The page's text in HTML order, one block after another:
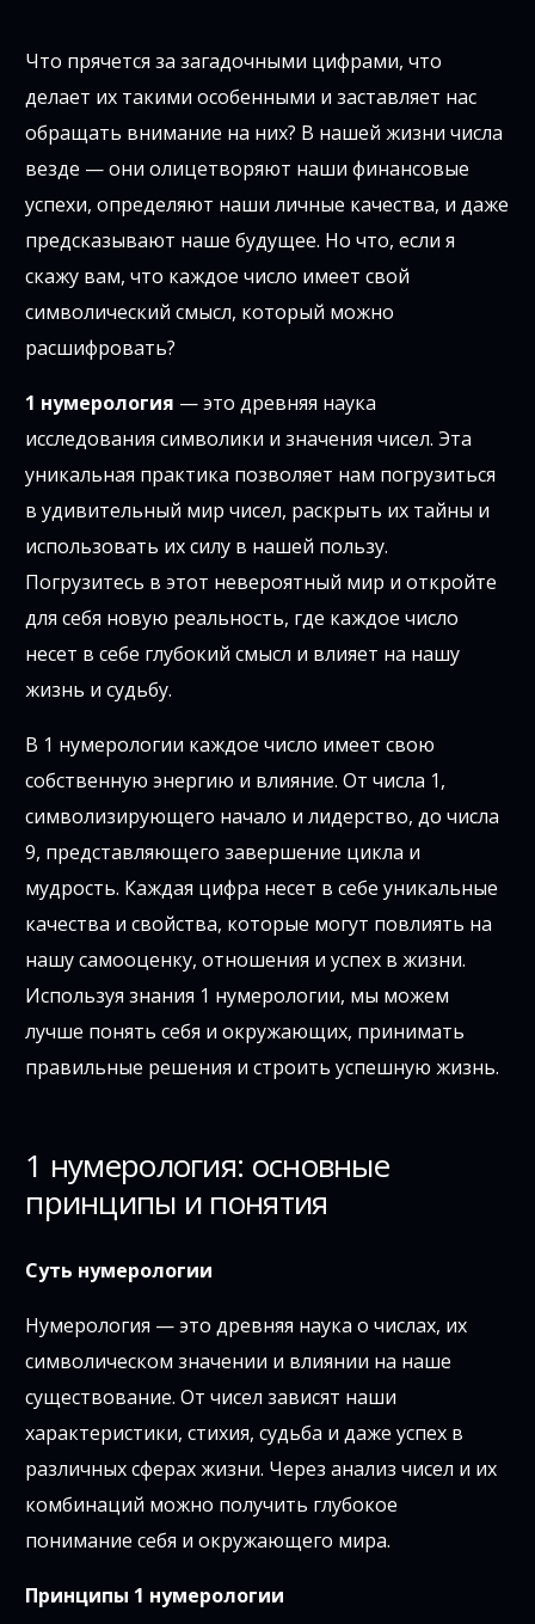
Что прячется за загадочными цифрами, что
делает их такими особенными и заставляет нас
обращать внимание на них? В нашей жизни числа
везде — они олицетворяют наши финансовые
успехи, определяют наши личные качества, и даже
предсказывают наше будущее. Но что, если я
скажу вам, что каждое число имеет свой
символический смысл, который можно
расшифровать?
1 нумерология — это древняя наука
исследования символики и значения чисел. Эта
уникальная практика позволяет нам погрузиться
в удивительный мир чисел, раскрыть их тайны и
использовать их силу в нашей пользу.
Погрузитесь в этот невероятный мир и откройте
для себя новую реальность, где каждое число
несет в себе глубокий смысл и влияет на нашу
жизнь и судьбу.
В 1 нумерологии каждое число имеет свою
собственную энергию и влияние. От числа 1,
символизирующего начало и лидерство, до числа
9, представляющего завершение цикла и
мудрость. Каждая цифра несет в себе уникальные
качества и свойства, которые могут повлиять на
нашу самооценку, отношения и успех в жизни.
Используя знания 1 нумерологии, мы можем
лучше понять себя и окружающих, принимать
правильные решения и строить успешную жизнь.
1 нумерология: основные
принципы и понятия
Суть нумерологии
Нумерология — это древняя наука о числах, их
символическом значении и влиянии на наше
существование. От чисел зависят наши
характеристики, стихия, судьба и даже успех в
различных сферах жизни. Через анализ чисел и их
комбинаций можно получить глубокое
понимание себя и окружающего мира.
Принципы 1 нумерологии